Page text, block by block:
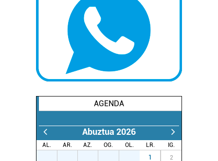
AGENDA
Abuztua 2026
AL. AR. AZ. OG. OL. LR.
IG.
1 2